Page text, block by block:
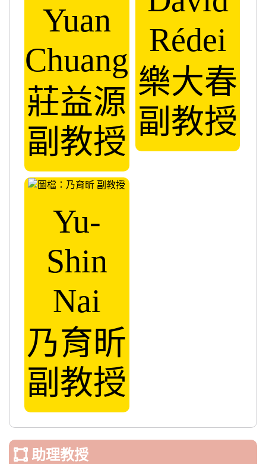
Yuan
Chuang
莊益源
副教授
Rédei
樂大春
副教授
Yu-
Shin
Nai
乃育昕
副教授
助理教授